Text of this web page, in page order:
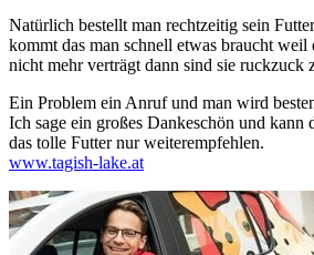
Natürlich bestellt man rechtzeitig sein
kommt das man schnell etwas braucht
nicht mehr verträgt dann sind sie ruckzuck
Ein Problem ein Anruf und man wird
Ich sage ein großes Dankeschön und kann
das tolle Futter nur weiterempfehlen.
www.tagish-lake.at